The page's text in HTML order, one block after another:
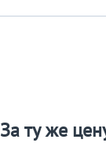
За ту же